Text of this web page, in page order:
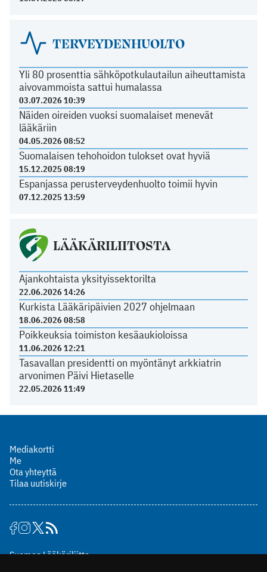
TERVEYDENHUOLTO
Yli 80 prosenttia sähköpotkulautailun aiheuttamista
aivovammoista sattui humalassa
03.07.2026 10:39
Näiden oireiden vuoksi suomalaiset menevät
lääkäriin
04.05.2026 08:52
Suomalaisen tehohoidon tulokset ovat hyviä
15.12.2025 08:19
Espanjassa perusterveydenhuolto toimii hyvin
07.12.2025 13:59
LÄÄKÄRILIITOSTA
Ajankohtaista yksityissektorilta
22.06.2026 14:26
Kurkista Lääkäripäivien 2027 ohjelmaan
18.06.2026 08:58
Poikkeuksia toimiston kesäaukioloissa
11.06.2026 12:21
Tasavallan presidentti on myöntänyt arkkiatrin
arvonimen Päivi Hietaselle
22.05.2026 11:49
Mediakortti
Me
Ota yhteyttä
Tilaa uutiskirje
Suomen Lääkäriliitto